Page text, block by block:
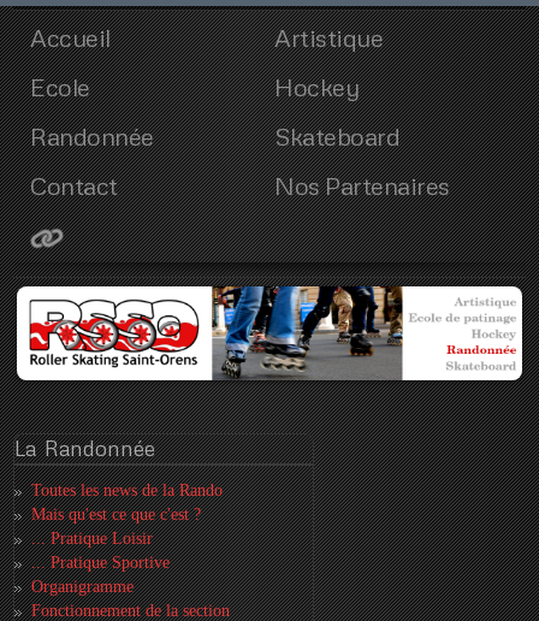
Accueil
Artistique
Ecole
Hockey
Randonnée
Skateboard
Contact
Nos Partenaires
LaRandonnée
Toutes les news de la Rando
Mais qu'est ce que c'est ?
... Pratique Loisir
... Pratique Sportive
Organigramme
Fonctionnement de la section